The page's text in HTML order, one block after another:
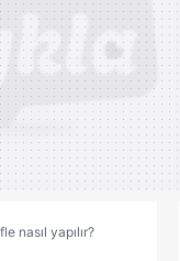
nasıl yapılır?